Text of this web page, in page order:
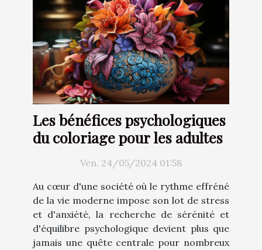
Les bénéfices psychologiques
du coloriage pour les adultes
Ven. 24/05/2024 01:58
Au cœur d'une société où le rythme effréné
de la vie moderne impose son lot de stress
et d'anxiété, la recherche de sérénité et
d'équilibre psychologique devient plus que
jamais une quête centrale pour nombreux